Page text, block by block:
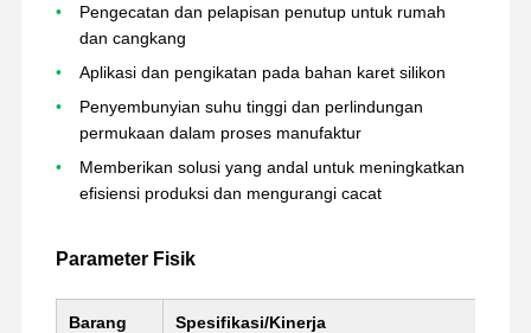
Wisata
Pabrik
Kontrol
Kualitas
Hubungi
Chat
Kaset Kapton
Pita sisi ganda
Selotip
Pengecatan dan pelapisan penutup untuk rumah
dan cangkang
Aplikasi dan pengikatan pada bahan karet silikon
Penyembunyian suhu tinggi dan perlindungan
permukaan dalam proses manufaktur
Memberikan solusi yang andal untuk meningkatkan
efisiensi produksi dan mengurangi cacat
Parameter Fisik
Barang Spesifikasi/Kinerja